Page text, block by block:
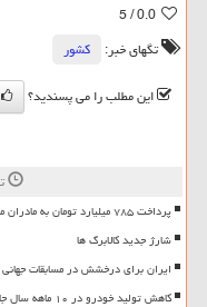
0.0
/ 5
تگهای خبر:
كشور
این مطلب را می پسندید؟
پرداخت ۷۸۵ میلیارد تومان به مادران مشمول کارت امید مهر
شارژ جدید کالابرگ ها
ایران برای درخشش در مسابقات جهانی ۲۰۲۶ شانگهای آماده می شود
کاهش تولید خودرو در ۱۰ ماهه سال جاری